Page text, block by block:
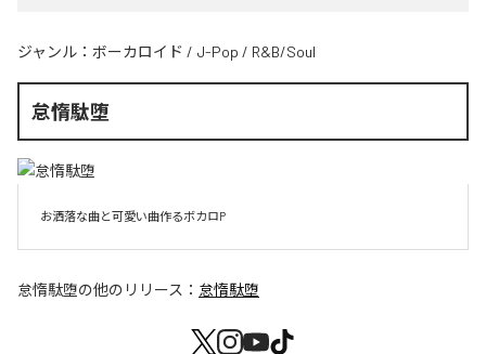
ジャンル： ボーカロイド / J-Pop / R&B/Soul
怠惰駄堕
お洒落な曲と可愛い曲作るボカロP
怠惰駄堕の他のリリース： 怠惰駄堕